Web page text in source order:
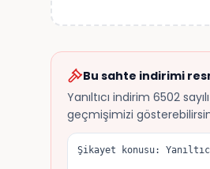
Bu sahte indirimi
Yanıltıcı indirim 6502
geçmişimizi
Şikayet konusu: